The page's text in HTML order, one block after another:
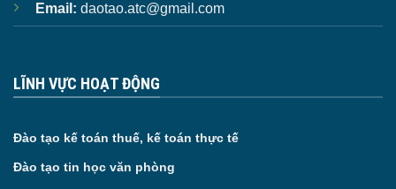
Email: daotao.atc@gmail.com
LĨNH VỰC HOẠT ĐỘNG
Đào tạo kế toán thuế, kế toán thực tế
Đào tạo tin học văn phòng